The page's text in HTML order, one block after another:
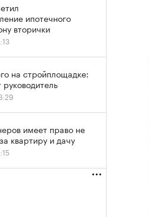
ипотечного
вторички
на стройплощадке:
руководитель
имеет право не
квартиру и дачу